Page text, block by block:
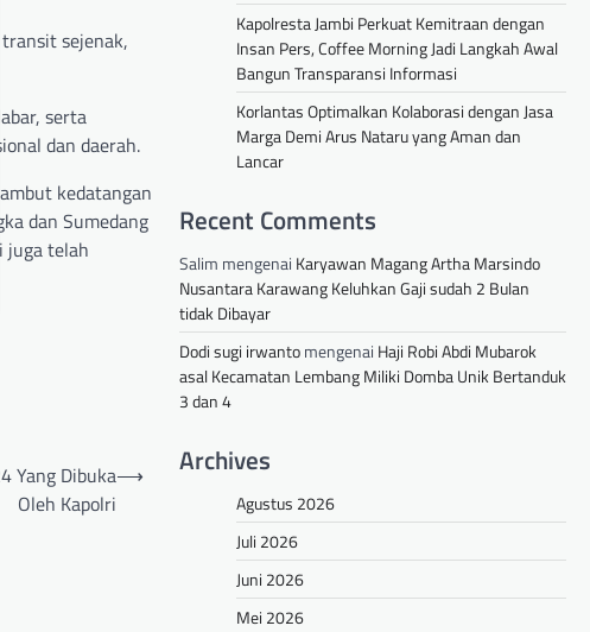
sejenak,
serta
dan daerah.
kedatangan
dan Sumedang
juga telah
Yang Dibuka
Oleh Kapolri
⟶
Kapolresta Jambi Perkuat Kemitraan dengan
Insan Pers, Coffee Morning Jadi Langkah Awal
Bangun Transparansi Informasi
Korlantas Optimalkan Kolaborasi dengan Jasa
Marga Demi Arus Nataru yang Aman dan
Lancar
Recent Comments
Salim mengenai Karyawan Magang Artha Marsindo
Nusantara Karawang Keluhkan Gaji sudah 2 Bulan
tidak Dibayar
Dodi sugi irwantomengenai Haji Robi Abdi Mubarok
asal Kecamatan Lembang Miliki Domba Unik Bertanduk
3 dan 4
Archives
Agustus 2026
Juli 2026
Juni 2026
Mei 2026